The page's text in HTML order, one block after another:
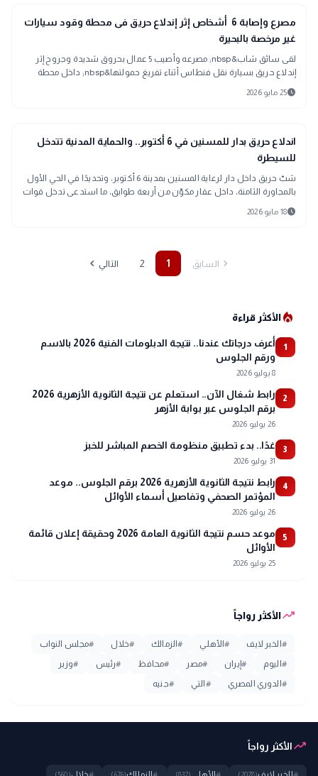
gavel
حوادث ومحاكم
مصرع وإصابة 6 أشخاص إثر إندلاع حريق فى محطة وقود سيارات
غير مرخصة بالبحيرة
لقى سائق شاب&nbsp; مصرعه وأصيب 5 عمال بحروق شديدة وجروح إثر
إندلاع حريق بسيارة نقل فنطاس أثناء تفريغ حمولتها&nbsp; داخل محطة
وقود سيارات ( رصيف)&nbsp;
schedule25 مايو 2026
public
الأخبار المحلية
اندلاع حريق بدار للمسنين في 6 أكتوبر.. والحماية المدنية تتدخل
للسيطرة
شبّ حريق داخل دار لرعاية المسنين بمدينة 6 أكتوبر، وتحديدًا في الحي الأول
بالمجاورة الثامنة، داخل عقار مكوّن من أربعة طوابق، ما استدعى تدخل قوات
الحماية المدنية بشكل عاجل.
schedule18 مايو 2026
chevron_right السابق 1
2 التاليchevron_left
local_fire_departmentالأكثر قراءة
1
أعرف درجاتك عندنا.. نتيجة الدبلومات الفنية 2026 بالاسم
ورقم الجلوس
8 يوليو 2026
2
رابط شغال الآن.. استعلم عن نتيجة الثانوية الأزهرية 2026
برقم الجلوس عبر بوابة الأزهر
26 يوليو 2026
3 غدًا.. بدء تطبيق منظومة الخصم المباشر للخبز
31 يوليو 2026
4
رابط نتيجة الثانوية الأزهرية 2026 برقم الجلوس.. موعد
المؤتمر الصحفي وتفاصيل أسماء الأوائل
26 يوليو 2026
5
موعد حسم نتيجة الثانوية العامة 2026 وحقيقة إعلان قائمة
الأوائل
25 يوليو 2026
trending_upالأكثر رواجاً
# الخبر لايف #الأهلي #الزمالك #خلال #مجلس النواب
# اليوم # إيران #مصر #محافظ #رئيس #وزير
# الدوري المصري # التي #جنيه
trending_upالأكثر رواجاً
(2078)
(837)
(676)
(560)